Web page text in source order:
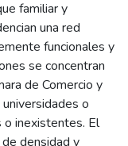
familiar y
una red
funcionales y
se concentran
de Comercio y
o
o inexistentes. El
densidad y